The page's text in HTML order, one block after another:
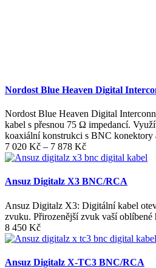
Nordost Blue Heaven Digital
Nordost Blue Heaven Digital
kabel s přesnou 75 Ω impedancí.
koaxiální konstrukci s BNC konektory
7 020 Kč – 7 878 KčRozpětí
cen:
020 Kč
7
878 Kč
Ansuz Digitalz X3 BNC/RCA
Ansuz Digitalz X3: Digitální kabel
zvuku. Přirozenější zvuk vaší oblíbené
8 450 Kč
Ansuz Digitalz X-TC3 BNC/RCA